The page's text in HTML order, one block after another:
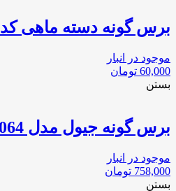
برس گونه دسته ماهی کد 1035
موجود در انبار
60,000 تومان
بستن
برس گونه جیول مدل 2064 GBS
موجود در انبار
758,000 تومان
بستن